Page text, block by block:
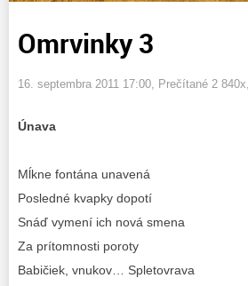
Omrvinky 3
16. septembra 2011 17:00 , Prečítané 2 840x,
Únava
Mĺkne fontána unavená
Posledné kvapky dopotí
Snáď vymení ich nová smena
Za prítomnosti poroty
Babičiek, vnukov… Spletovrava